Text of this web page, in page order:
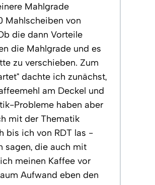
Mahlgrade
Mahlscheiben von
die dann Vorteile
die Mahlgrade und es
zu verschieben. Zum
dachte ich zunächst,
am Deckel und
Probleme haben aber
mit der Thematik
bis ich von RDT las -
sagen, die auch mit
meinen Kaffee vor
Aufwand eben den